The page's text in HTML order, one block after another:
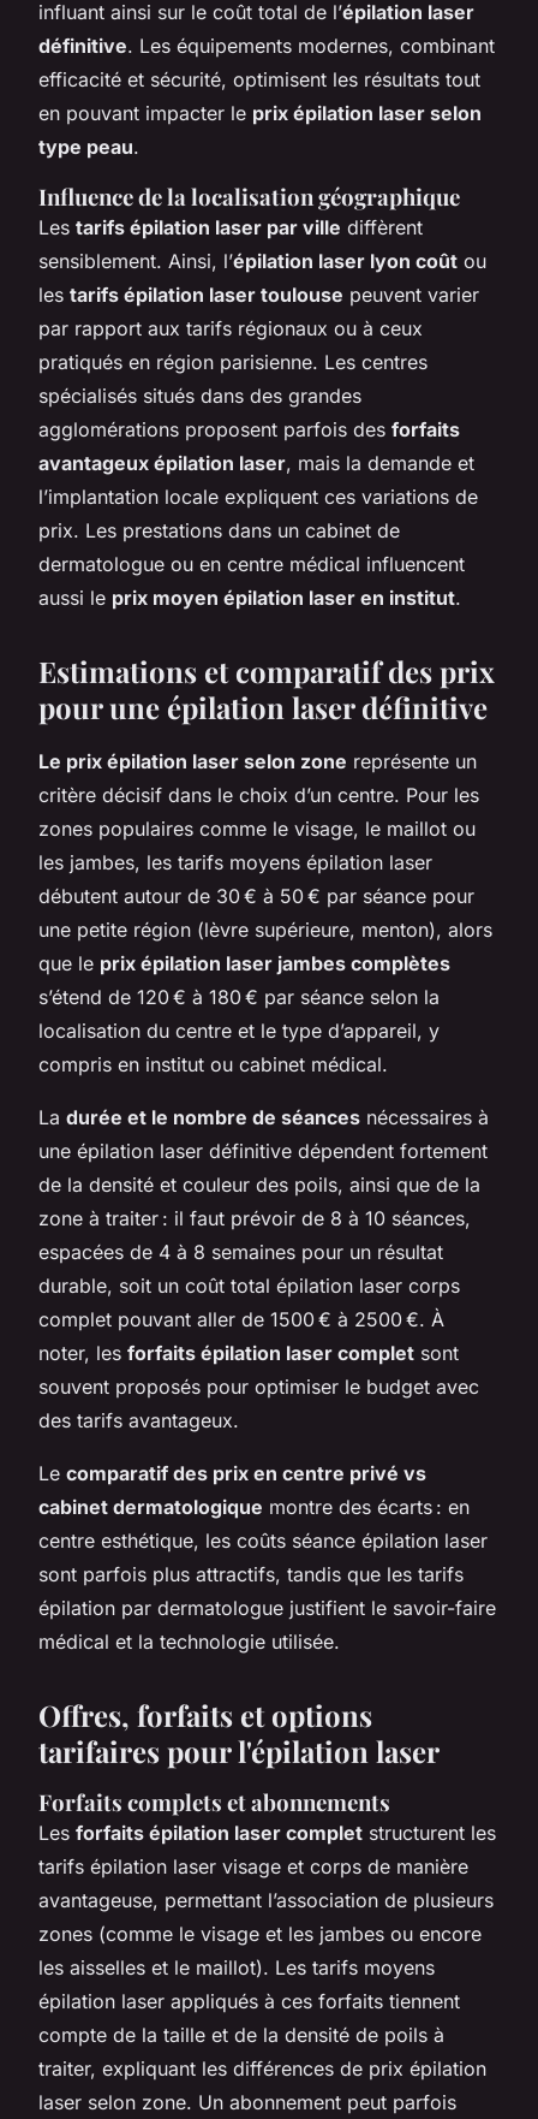
influant ainsi sur le coût total de l’épilation laser
définitive. Les équipements modernes, combinant
efficacité et sécurité, optimisent les résultats tout
en pouvant impacter le prix épilation laser selon
type peau.
Influence de la localisation géographique
Les tarifs épilation laser par ville diffèrent
sensiblement. Ainsi, l’épilation laser lyon coût ou
les tarifs épilation laser toulouse peuvent varier
par rapport aux tarifs régionaux ou à ceux
pratiqués en région parisienne. Les centres
spécialisés situés dans des grandes
agglomérations proposent parfois des forfaits
avantageux épilation laser, mais la demande et
l’implantation locale expliquent ces variations de
prix. Les prestations dans un cabinet de
dermatologue ou en centre médical influencent
aussi le prix moyen épilation laser en institut.
Estimations et comparatif des prix
pour une épilation laser définitive
Le prix épilation laser selon zone représente un
critère décisif dans le choix d’un centre. Pour les
zones populaires comme le visage, le maillot ou
les jambes, les tarifs moyens épilation laser
débutent autour de 30 € à 50 € par séance pour
une petite région (lèvre supérieure, menton), alors
que le prix épilation laser jambes complètes
s’étend de 120 € à 180 € par séance selon la
localisation du centre et le type d’appareil, y
compris en institut ou cabinet médical.
La durée et le nombre de séances nécessaires à
une épilation laser définitive dépendent fortement
de la densité et couleur des poils, ainsi que de la
zone à traiter : il faut prévoir de 8 à 10 séances,
espacées de 4 à 8 semaines pour un résultat
durable, soit un coût total épilation laser corps
complet pouvant aller de 1500 € à 2500 €. À
noter, les forfaits épilation laser complet sont
souvent proposés pour optimiser le budget avec
des tarifs avantageux.
Le comparatif des prix en centre privé vs
cabinet dermatologique montre des écarts : en
centre esthétique, les coûts séance épilation laser
sont parfois plus attractifs, tandis que les tarifs
épilation par dermatologue justifient le savoir-faire
médical et la technologie utilisée.
Offres, forfaits et options
tarifaires pour l'épilation laser
Forfaits complets et abonnements
Les forfaits épilation laser complet structurent les
tarifs épilation laser visage et corps de manière
avantageuse, permettant l’association de plusieurs
zones (comme le visage et les jambes ou encore
les aisselles et le maillot). Les tarifs moyens
épilation laser appliqués à ces forfaits tiennent
compte de la taille et de la densité de poils à
traiter, expliquant les différences de prix épilation
laser selon zone. Un abonnement peut parfois